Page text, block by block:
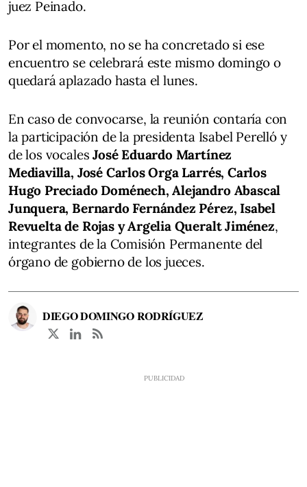
juez Peinado.
Por el momento, no se ha concretado si ese
encuentro se celebrará este mismo domingo o
quedará aplazado hasta el lunes.
En caso de convocarse, la reunión contaría con
la participación de la presidenta Isabel Perelló y
de los vocalesJosé Eduardo Martínez
Mediavilla, José Carlos Orga Larrés, Carlos
Hugo Preciado Doménech, Alejandro Abascal
Junquera, Bernardo Fernández Pérez, Isabel
Revuelta de Rojas y Argelia Queralt Jiménez,
integrantes de la Comisión Permanente del
órgano de gobierno de los jueces.
DIEGO DOMINGO RODRÍGUEZ